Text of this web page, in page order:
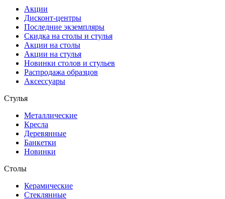
Акции
Дисконт-центры
Последние экземпляры
Скидка на столы и стулья
Акции на столы
Акции на стулья
Новинки столов и стульев
Распродажа образцов
Аксессуары
Стулья
Металлические
Кресла
Деревянные
Банкетки
Новинки
Столы
Керамические
Стеклянные